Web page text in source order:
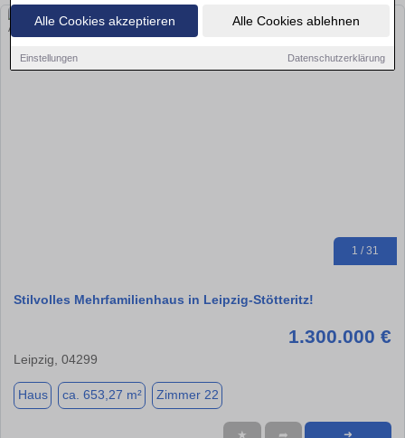
Alle Cookies akzeptieren Alle Cookies ablehnen
Einstellungen Datenschutzerklärung
1 / 31
Stilvolles Mehrfamilienhaus in Leipzig-Stötteritz!
1.300.000 €
Leipzig, 04299
Haus ca. 653,27 m² Zimmer 22
★ ➦ ➜